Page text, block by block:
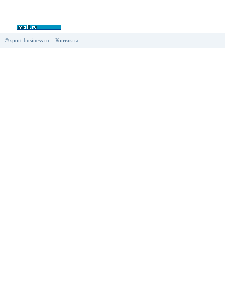
© sport-business.ru Контакты